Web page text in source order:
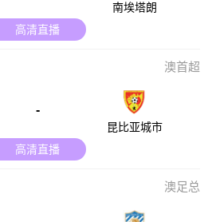
南埃塔朗
高清直播
澳首超
-
昆比亚城市
高清直播
澳足总